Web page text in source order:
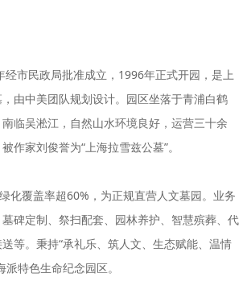
经市民政局批准成立，1996年正式开园，是上
由中美团队规划设计。园区坐落于青浦白鹤
临吴淞江，自然山水环境良好，运营三十余
作家刘俊誉为“上海拉雪兹公墓”。
化覆盖率超60%，为正规直营人文墓园。业务
碑定制、祭扫配套、园林养护、智慧殡葬、代
等。秉持“承礼乐、筑人文、生态赋能、温情
特色生命纪念园区。